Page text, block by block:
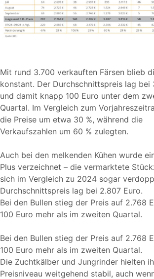
Mit rund 3.700 verkauften Färsen blieb
konstant. Der Durchschnittspreis lag bei
und damit knapp 100 Euro unter dem
Quartal. Im Vergleich zum
die Preise um etwa 30 %, während die
Verkaufszahlen um 60 % zulegten.
Auch bei den melkenden Kühen wurde
Plus verzeichnet – die vermarktete
sich im Vergleich zu 2024 sogar
Durchschnittspreis lag bei 2.807 Euro.
Bei den Bullen stieg der Preis auf 2.768
100 Euro mehr als im zweiten Quartal.
Bei den Bullen stieg der Preis auf 2.768
100 Euro mehr als im zweiten Quartal.
Die Zuchtkälber und Jungrinder hielten
Preisniveau weitgehend stabil, auch